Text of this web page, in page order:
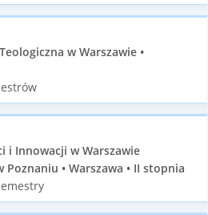
w Warszawie •
i Innowacji w Warszawie
• Warszawa • II stopnia